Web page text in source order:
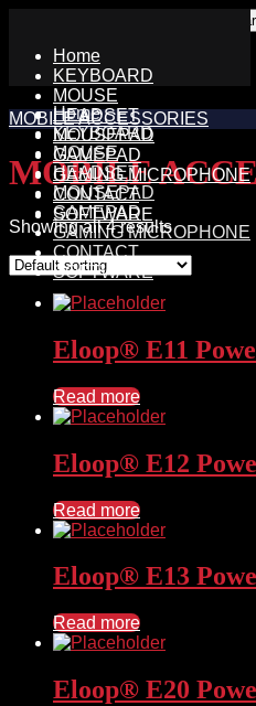
contentHome
KEYBOARD
MOUSE
HEADSET
MOUSEPAD
GAMEPAD
GAMING MICROPHONE
CONTACT
SOFTWARE
Home
KEYBOARD
MOUSE
HEADSET
MOUSEPAD
GAMEPAD
GAMING MICROPHONE
CONTACT
SOFTWARE
MOBILE ACCESSORIES
MOBILE
Showing all 4 results
Eloop® E11
Read more
Eloop® E12
Read more
Eloop® E13
Read more
Eloop® E20